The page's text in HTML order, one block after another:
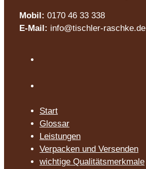
Mobil: 0170 46 33 338
E-Mail: info@tischler-raschke.de
Start
Glossar
Leistungen
Verpacken und Versenden
wichtige Qualitätsmerkmale